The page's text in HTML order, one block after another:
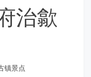
治歙
镇景点